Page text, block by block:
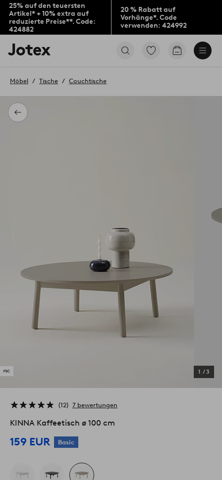
25% auf den teuersten
Artikel* + 10% extra auf
reduzierte Preise**. Code:
424882
20 % Rabatt auf
Vorhänge*. Code
verwenden: 424992
Jotex-
Logo
Startseite
Zu
Produkten
Zum
Zurück
Möbel Tische Couchtische
1 /3
12 7 bewertungen
KINNA Kaffeetisch ø 100 cm
159 EUR Basic